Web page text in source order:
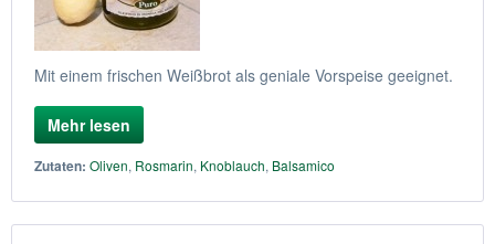
Mit einem frischen Weißbrot als geniale Vorspeise geeignet.
Mehr lesen
Zutaten: Oliven, Rosmarin, Knoblauch, Balsamico